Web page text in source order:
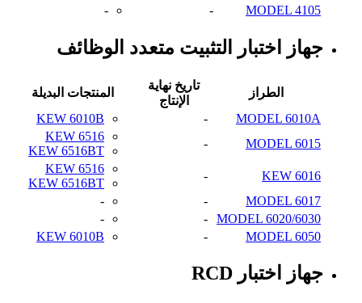
MODEL 4105
-
-
جهاز اختبار التثبيت متعدد الوظائف
الطراز
تاريخ نهاية
الإنتاج
المنتجات البديلة
MODEL 6010A
-
KEW 6010B
MODEL 6015
-
KEW 6516
KEW 6516BT
KEW 6016
-
KEW 6516
KEW 6516BT
MODEL 6017
-
-
MODEL 6020/6030
-
-
MODEL 6050
-
KEW 6010B
جهاز اختبار RCD